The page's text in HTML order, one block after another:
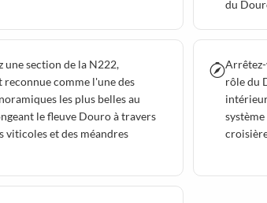
du
une section de la N222,
reconnue comme l'une des
les plus belles au
le fleuve Douro à travers
viticoles et des méandres
Arrêtez-
rôle du